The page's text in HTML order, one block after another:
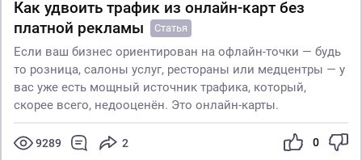
Как удвоить трафик из онлайн-карт без
платной рекламы
Статья
Если ваш бизнес ориентирован на офлайн-точки — будь
то розница, салоны услуг, рестораны или медцентры — у
вас уже есть мощный источник трафика, который,
скорее всего, недооценён. Это онлайн-карты.
9289 2 0